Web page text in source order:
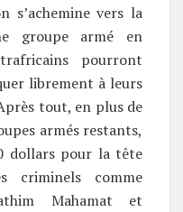
s’achemine vers la
groupe armé en
pourront
librement à leurs
tout, en plus de
armés restants,
dollars pour la tête
criminels comme
Mahamat et